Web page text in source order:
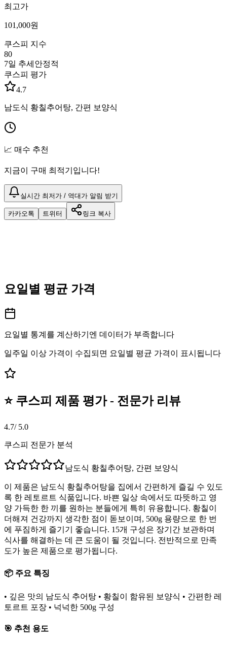
최고가
101,000원
쿠스피 지수
80
7일 추세 안정적
쿠스피 평가
4.7
남도식 황칠추어탕, 간편 보양식
📈 매수 추천
지금이 구매 최적기입니다!
실시간 최저가 / 역대가 알림 받기
카카오톡 트위터 링크 복사
요일별 평균 가격
요일별 통계를 계산하기엔 데이터가 부족합니다
일주일 이상 가격이 수집되면 요일별 평균 가격이 표시됩니다
⭐ 쿠스피 제품 평가 - 전문가 리뷰
4.7/ 5.0
쿠스피 전문가 분석
남도식 황칠추어탕, 간편 보양식
이 제품은 남도식 황칠추어탕을 집에서 간편하게 즐길 수 있도
록 한 레토르트 식품입니다. 바쁜 일상 속에서도 따뜻하고 영
양 가득한 한 끼를 원하는 분들에게 특히 유용합니다. 황칠이
더해져 건강까지 생각한 점이 돋보이며, 500g 용량으로 한 번
에 푸짐하게 즐기기 좋습니다. 15개 구성은 장기간 보관하며
식사를 해결하는 데 큰 도움이 될 것입니다. 전반적으로 만족
도가 높은 제품으로 평가됩니다.
📦 주요 특징
• 깊은 맛의 남도식 추어탕 • 황칠이 함유된 보양식 • 간편한 레
토르트 포장 • 넉넉한 500g 구성
🎯 추천 용도